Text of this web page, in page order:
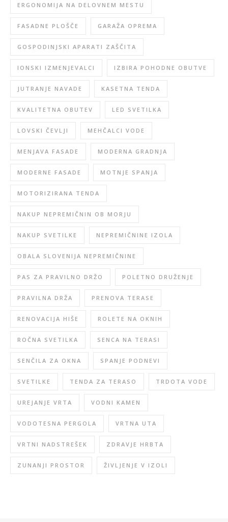
ERGONOMIJA NA DELOVNEM MESTU
FASADNE PLOŠČE GARAŽA OPREMA
GOSPODINJSKI APARATI ZAŠČITA
IONSKI IZMENJEVALCI IZBIRA POHODNE OBUTVE
JUTRANJE NAVADE KASETNA TENDA
KVALITETNA OBUTEV LED SVETILKA
LOVSKI ČEVLJI MEHČALCI VODE
MENJAVA FASADE MODERNA GRADNJA
MODERNE FASADE MOTNJE SPANJA
MOTORIZIRANA TENDA
NAKUP NEPREMIČNIN OB MORJU
NAKUP SVETILKE NEPREMIČNINE IZOLA
OBALA SLOVENIJA NEPREMIČNINE
PAS ZA PRAVILNO DRŽO POLETNO DRUŽENJE
PRAVILNA DRŽA PRENOVA TERASE
RENOVACIJA HIŠE ROLETE NA OKNIH
ROČNA SVETILKA SENCA NA TERASI
SENČILA ZA OKNA SPANJE PODNEVI
SVETILKE TENDA ZA TERASO TRDOTA VODE
UREJANJE VRTA VODNI KAMEN
VODOTESNA PERGOLA VRTNA UTA
VRTNI NADSTREŠEK ZDRAVJE HRBTA
ZUNANJI PROSTOR ŽIVLJENJE V IZOLI